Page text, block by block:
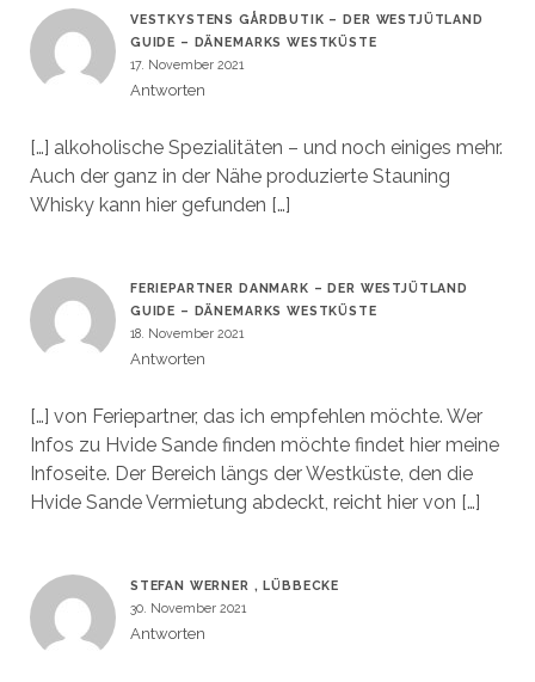
VESTKYSTENS GÅRDBUTIK – DER WESTJÜTLAND
GUIDE – DÄNEMARKS WESTKÜSTE
17. November 2021
Antworten
[…] alkoholische Spezialitäten – und noch einiges mehr.
Auch der ganz in der Nähe produzierte Stauning
Whisky kann hier gefunden […]
FERIEPARTNER DANMARK – DER WESTJÜTLAND
GUIDE – DÄNEMARKS WESTKÜSTE
18. November 2021
Antworten
[…] von Feriepartner, das ich empfehlen möchte. Wer
Infos zu Hvide Sande finden möchte findet hier meine
Infoseite. Der Bereich längs der Westküste, den die
Hvide Sande Vermietung abdeckt, reicht hier von […]
STEFAN WERNER , LÜBBECKE
30. November 2021
Antworten